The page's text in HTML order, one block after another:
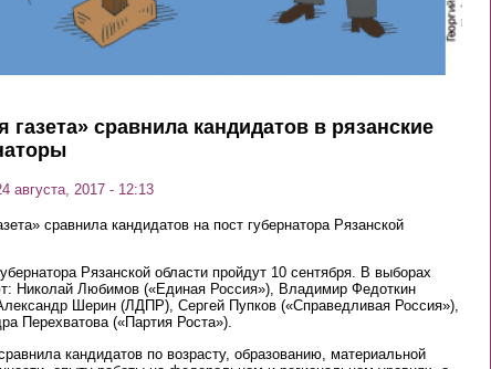
газета» сравнила кандидатов в рязанские
августа, 2017 - 12:13
сравнила кандидатов на пост губернатора Рязанской
Рязанской области пройдут 10 сентября. В выборах
Николай Любимов («Единая Россия»), Владимир Федоткин
Шерин (ЛДПР), Сергей Пупков («Справедливая Россия»),
Перехватова («Партия Роста»).
кандидатов по возрасту, образованию, материальной